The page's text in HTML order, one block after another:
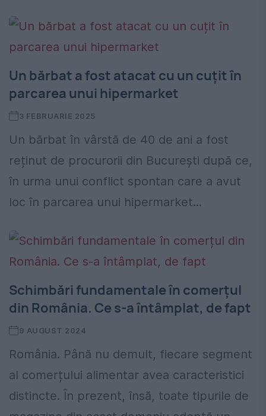
Un bărbat a fost atacat cu un cuțit în
parcarea unui hipermarket
3 FEBRUARIE 2025
Un bărbat în vârstă de 40 de ani a fost
reținut de procurorii din București după ce,
în urma unui conflict spontan care a avut
loc în parcarea unui hipermarket...
Schimbări fundamentale în comerțul
din România. Ce s-a întâmplat, de fapt
9 AUGUST 2024
România. Până nu demult, fiecare segment
al comerțului alimentar avea caracteristici
distincte. În prezent, însă, toate tipurile de